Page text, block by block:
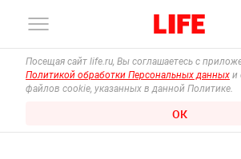
Посещая сайт life.ru, Вы соглашаетесь с
Политикой обработки Персональных данных и
файлов cookie, указанных в данной Политике.
ОК